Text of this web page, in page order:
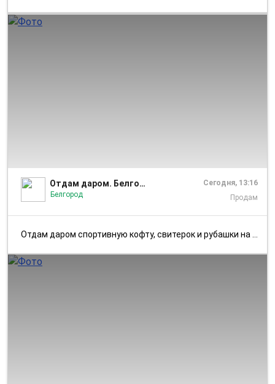
Отдам даром. Белгород. Бесплатно.
Белгород
Сегодня, 13:16
Продам
Отдам даром спортивную кофту, свитерок и рубашки на высокого, стройног...